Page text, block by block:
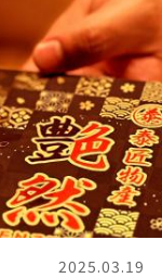
2025.03.19